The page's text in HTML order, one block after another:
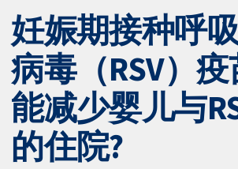
妊娠期接种呼
病毒（RSV）
能减少婴儿与
的住院?